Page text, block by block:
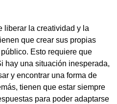
liberar la creatividad y la
que crear sus propias
Esto requiere que
hay una situación inesperada,
y encontrar una forma de
tienen que estar siempre
para poder adaptarse